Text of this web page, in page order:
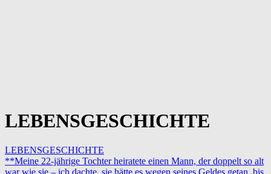
LEBENSGESCHICHTE
LEBENSGESCHICHTE
**Meine 22-jährige Tochter heiratete einen Mann, der doppelt so alt